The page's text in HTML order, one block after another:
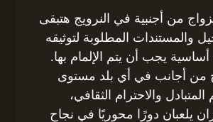
من أجنبية في النرويج هتبقى
والمستندات المطلوبة لتوثيقه
يجب أن يتم الإلمام بها.
من أجانب في أي بلد مستوى
والاحترام الثقافي،
يلعبان دورًا محوريًا في نجاح